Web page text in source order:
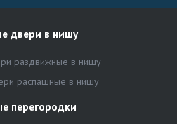
двери в нишу
раздвижные в нишу
распашные в нишу
перегородки